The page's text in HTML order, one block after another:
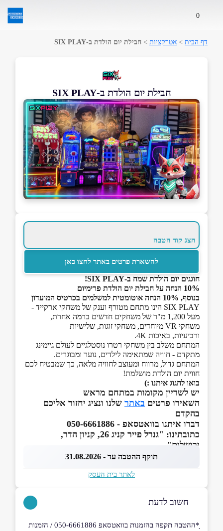
0
דף הבית > אטרקציות > חבילת יום הולדת ב-SIX PLAY
חבילת יום הולדת ב-SIX PLAY
הצג קוד הטבה
להשארת פרטים באתר לחצו כאן
חוגגים יום הולדת שמח ב-SIX PLAY!
10% הנחה על חבילת יום הולדת פרימיום
בנוסף, 10% הנחה אוטומטית למשלמים בכרטיס המועדון
SIX PLAY הינו מתחם מטורף וענק של משחקי ארקייד -
מעל 1,200 מ"ר של משחקים חדשים ברמה אחרת,
משחקי VR מיוחדים, משחקי זוגות, שלישיות
ורביעיות, באיכות 4K.
המתחם משלב בין משחקי רטרו נוסטלגיים לעולם גיימינג
מתקדם - חוויה שמתאימה לילדים, נוער ומבוגרים.
המתחם גדול, מרווח ומעוצב לחוויה מלאה, כך שמבטיח לכם
חווית יום הולדת מושלמת!
בואו לחגוג איתנו :)
יש לשריין מקומות במתחם מראש
השאירו פרטים באתר שלנו ונציג יחזור אליכם
בהקדם
דברו איתנו בוואטסאפ - 050-6661886
כתובתינו: "גנרל פייר קניג 26, קניון הדר,
ירושלים"
תוקף ההטבה עד - 31.08.2026
לאתר בית העסק
חשוב לדעת
ָָ*ההטבה תקפה בהזמנות בוואטסאפ 050-6661886 / הזמנות